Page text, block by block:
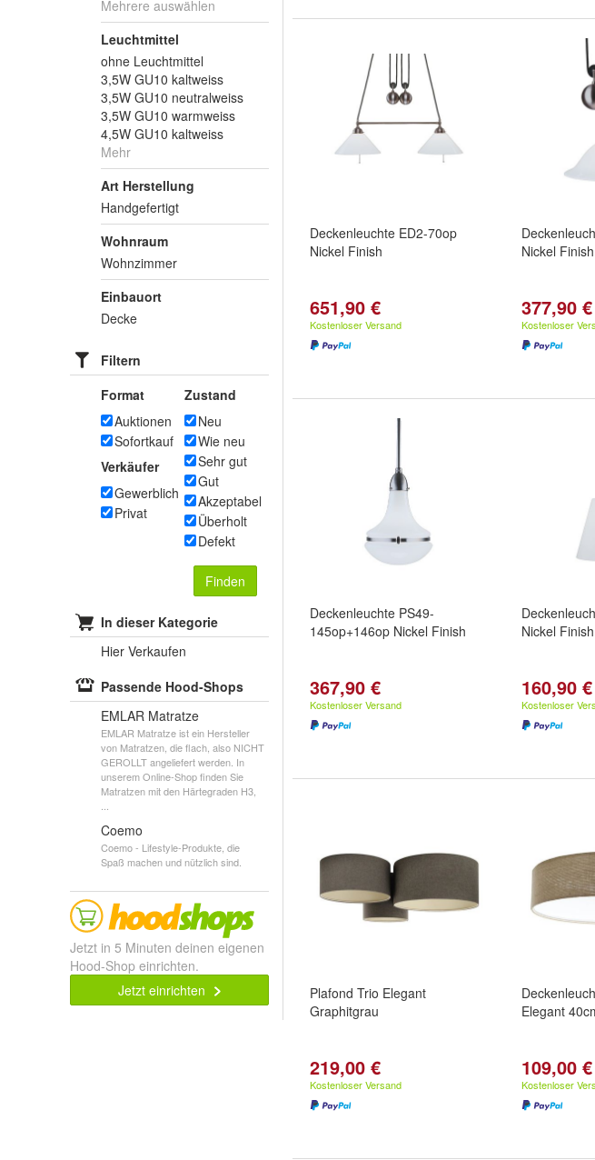
Mehrere auswählen
Leuchtmittel
ohne Leuchtmittel
3,5W GU10 kaltweiss
3,5W GU10 neutralweiss
3,5W GU10 warmweiss
4,5W GU10 kaltweiss
Mehr
Art Herstellung
Handgefertigt
Wohnraum
Wohnzimmer
Einbauort
Decke
Filtern
Format
Auktionen
Sofortkauf
Verkäufer
Gewerblich
Privat
Zustand
Neu
Wie neu
Sehr gut
Gut
Akzeptabel
Überholt
Defekt
Finden
In dieser Kategorie
Hier Verkaufen
Passende Hood-Shops
EMLAR Matratze
EMLAR Matratze ist ein Hersteller
von Matratzen, die flach, also NICHT
GEROLLT angeliefert werden. In
unserem Online-Shop finden Sie
Matratzen mit den Härtegraden H3,
Coemo
Coemo - Lifestyle-Produkte, die
Spaß machen und nützlich sind.
Jetzt in 5 Minuten deinen eigenen
Hood-Shop einrichten.
Jetzt einrichten
Deckenleuchte ED2-70op
Nickel Finish
651,90 €
Kostenloser Versand
Nickel Finish
377,90 €
Kostenloser
Deckenleuchte PS49-
145op+146op Nickel Finish
367,90 €
Kostenloser Versand
Nickel Finish
160,90 €
Kostenloser
Plafond Trio Elegant
Graphitgrau
219,00 €
Kostenloser Versand
Elegant
109,00 €
Kostenloser